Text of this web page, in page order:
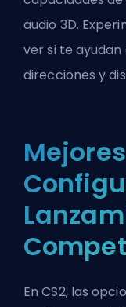
audio 3D.
ver si te
direcciones y
Mejores
En CS2, las